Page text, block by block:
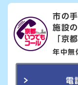
市の
施設
「京
年中
電